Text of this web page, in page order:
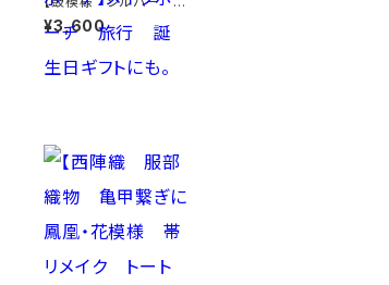
ルク帯リメイク バッグ
チャーム型スクエアポ
行 誕生日ギフトにも。
¥3,600